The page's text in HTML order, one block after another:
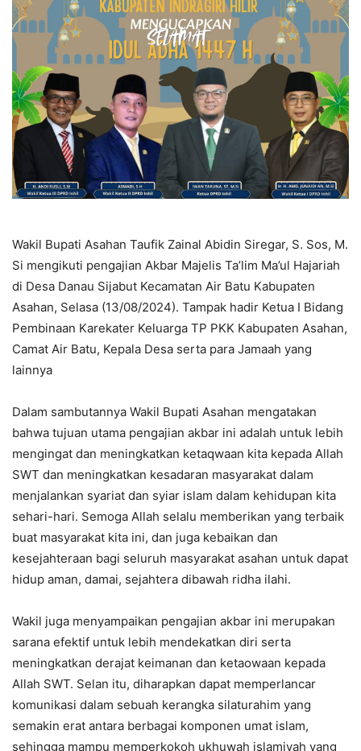
Wakil Bupati Asahan Taufik Zainal Abidin Siregar, S. Sos, M.
Si mengikuti pengajian Akbar Majelis Ta’lim Ma’ul Hajariah
di Desa Danau Sijabut Kecamatan Air Batu Kabupaten
Asahan, Selasa (13/08/2024). Tampak hadir Ketua I Bidang
Pembinaan Karekater Keluarga TP PKK Kabupaten Asahan,
Camat Air Batu, Kepala Desa serta para Jamaah yang
lainnya
Dalam sambutannya Wakil Bupati Asahan mengatakan
bahwa tujuan utama pengajian akbar ini adalah untuk lebih
mengingat dan meningkatkan ketaqwaan kita kepada Allah
SWT dan meningkatkan kesadaran masyarakat dalam
menjalankan syariat dan syiar islam dalam kehidupan kita
sehari-hari. Semoga Allah selalu memberikan yang terbaik
buat masyarakat kita ini, dan juga kebaikan dan
kesejahteraan bagi seluruh masyarakat asahan untuk dapat
hidup aman, damai, sejahtera dibawah ridha ilahi.
Wakil juga menyampaikan pengajian akbar ini merupakan
sarana efektif untuk lebih mendekatkan diri serta
meningkatkan derajat keimanan dan ketaowaan kepada
Allah SWT. Selan itu, diharapkan dapat memperlancar
komunikasi dalam sebuah kerangka silaturahim yang
semakin erat antara berbagai komponen umat islam,
sehingga mampu memperkokoh ukhuwah islamiyah yang